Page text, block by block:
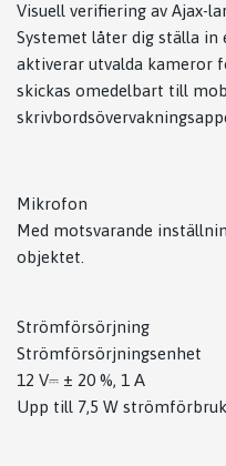
Visuell verifiering av Ajax-
Systemet låter dig ställa
aktiverar utvalda kameror
skickas omedelbart till
Mikrofon
Med motsvarande
objektet.
Strömförsörjning
Strömförsörjningsenhet
12 V⎓ ± 20 %, 1 А
Upp till 7,5 W